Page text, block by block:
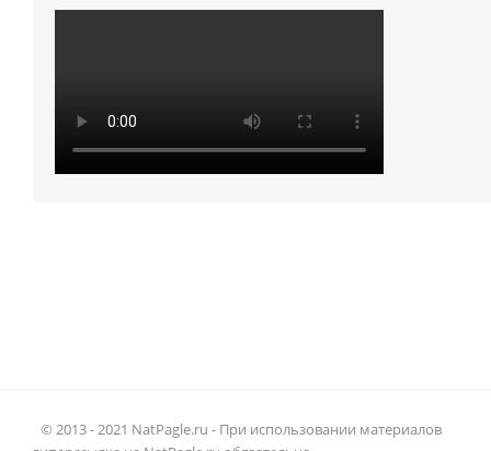
© 2013 - 2021 NatPagle.ru - При использовании материалов